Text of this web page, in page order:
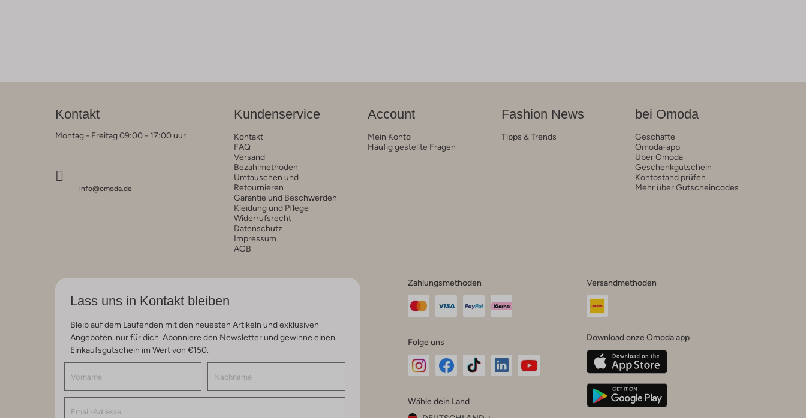
Kontakt
Montag - Freitag 09:00 - 17:00 uur
info@omoda.de
Kundenservice
Kontakt
FAQ
Versand
Bezahlmethoden
Umtauschen und
Retournieren
Garantie und Beschwerden
Kleidung und Pflege
Widerrufsrecht
Datenschutz
Impressum
AGB
Account
Mein Konto
Häufig gestellte Fragen
Fashion News
Tipps & Trends
bei Omoda
Geschäfte
Omoda-app
Über Omoda
Geschenkgutschein
Kontostand prüfen
Mehr über Gutscheincodes
Lass uns in Kontakt bleiben
Bleib auf dem Laufenden mit den neuesten Artikeln und exklusiven
Angeboten, nur für dich. Abonniere den Newsletter und gewinne einen
Einkaufsgutschein im Wert von €150.
Zahlungsmethoden
Folge uns
Instagram
Facebook
TikTok
Wähle dein Land
Versandmethoden
Download onze Omoda app